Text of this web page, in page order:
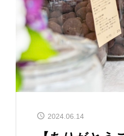
2024.06.14